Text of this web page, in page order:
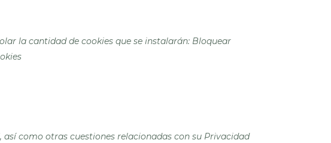
la cantidad de cookies que se instalarán: Bloquear
como otras cuestiones relacionadas con su Privacidad